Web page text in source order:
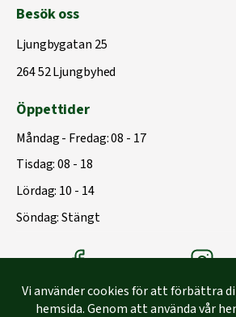
Besök oss
Ljungbygatan 25
264 52 Ljungbyhed
Öppettider
Måndag - Fredag: 08 - 17
Tisdag: 08 - 18
Lördag: 10 - 14
Söndag: Stängt
Träbolagets FacebookTräbolagets